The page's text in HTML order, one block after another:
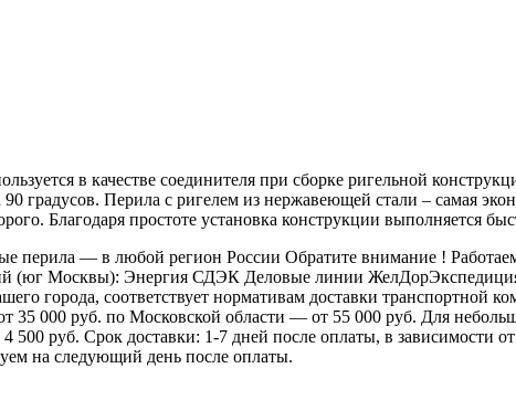
в качестве соединителя при сборке ригельной
градусов. Перила с ригелем из нержавеющей стали – самая
Благодаря простоте установка конструкции выполняется
перила — в любой регион России Обратите внимание !
(юг Москвы): Энергия СДЭК Деловые линии
города, соответствует нормативам доставки
35 000 руб. по Московской области — от 55 000 руб. Для
руб. Срок доставки: 1-7 дней после оплаты, в зависимости
на следующий день после оплаты.